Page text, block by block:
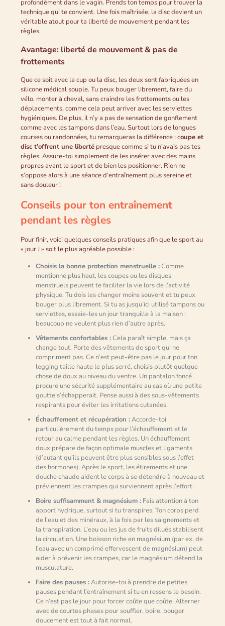
profondément dans le vagin. Prends ton temps pour trouver la
technique qui te convient. Une fois maîtrisée, la disc devient un
véritable atout pour ta liberté de mouvement pendant les
règles.
Avantage: liberté de mouvement & pas de
frottements
Que ce soit avec la cup ou la disc, les deux sont fabriquées en
silicone médical souple. Tu peux bouger librement, faire du
vélo, monter à cheval, sans craindre les frottements ou les
déplacements, comme cela peut arriver avec les serviettes
hygiéniques. De plus, il n’y a pas de sensation de gonflement
comme avec les tampons dans l’eau. Surtout lors de longues
courses ou randonnées, tu remarqueras la différence : coupe et
disc t’offrent une libertépresque comme si tu n’avais pas tes
règles. Assure-toi simplement de les insérer avec des mains
propres avant le sport et de bien les positionner. Rien ne
s’oppose alors à une séance d’entraînement plus sereine et
sans douleur !
Conseils pour ton entraînement
pendant les règles
Pour finir, voici quelques conseils pratiques afin que le sport au
« jour J » soit le plus agréable possible :
Choisis la bonne protection menstruelle :Comme
mentionné plus haut, les coupes ou les disques
menstruels peuvent te faciliter la vie lors de l’activité
physique. Tu dois les changer moins souvent et tu peux
bouger plus librement. Si tu as jusqu’ici utilisé tampons ou
serviettes, essaie-les un jour tranquille à la maison :
beaucoup ne veulent plus rien d’autre après.
Vêtements confortables :Cela paraît simple, mais ça
change tout. Porte des vêtements de sport qui ne
compriment pas. Ce n’est peut-être pas le jour pour ton
legging taille haute le plus serré, choisis plutôt quelque
chose de doux au niveau du ventre. Un pantalon foncé
procure une sécurité supplémentaire au cas où une petite
goutte s’échapperait. Pense aussi à des sous-vêtements
respirants pour éviter les irritations cutanées.
Échauffement et récupération :Accorde-toi
particulièrement du temps pour l’échauffement et le
retour au calme pendant les règles. Un échauffement
doux prépare de façon optimale muscles et ligaments
(d’autant qu’ils peuvent être plus sensibles sous l’effet
des hormones). Après le sport, les étirements et une
douche chaude aident le corps à se détendre à nouveau et
préviennent les crampes qui surviennent après l’effort.
Boire suffisamment & magnésium :Fais attention à ton
apport hydrique, surtout si tu transpires. Ton corps perd
de l’eau et des minéraux, à la fois par les saignements et
la transpiration. L’eau ou les jus de fruits dilués stabilisent
la circulation. Une boisson riche en magnésium (par ex. de
l’eau avec un comprimé effervescent de magnésium) peut
aider à prévenir les crampes, car le magnésium détend la
musculature.
Faire des pauses :Autorise-toi à prendre de petites
pauses pendant l’entraînement si tu en ressens le besoin.
Ce n’est pas le jour pour forcer coûte que coûte. Alterner
avec de courtes phases pour souffler, boire, bouger
doucement est tout à fait normal.